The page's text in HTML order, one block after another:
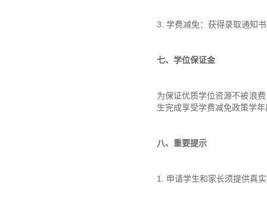
3. 学费减免：获得录取通知
七、学位保证金
为保证优质学位资源不被浪
生完成享受学费减免政策学
八、重要提示
1. 申请学生和家长须提供真